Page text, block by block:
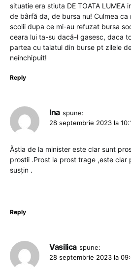
situatie era stiuta DE TOATA LUMEA
de bârfă da, de bursa nu! Culmea
scolii dupa ce mi-au refuzat bursa
ceara lui ta-su dacă-l gasesc, daca
partea cu taiatul din burse pt zilele
neînchipuit!
Reply
Ina spune:
28 septembrie 2023 la
Ăștia de la minister este clar sunt
prostii .Prost la prost trage ,este clar
susțin .
Reply
Vasilica spune:
28 septembrie 2023 la